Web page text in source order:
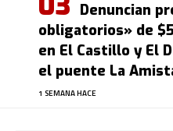
Denuncian
obligatorios» de
en El Castillo y El
el puente La
1 SEMANA HACE